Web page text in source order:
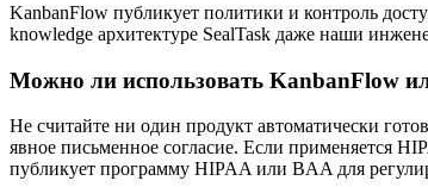
KanbanFlow публикует политики и контроль
knowledge архитектуре SealTask даже наши
Можно ли использовать KanbanFlow
Не считайте ни один продукт автоматически
явное письменное согласие. Если применяется
публикует программу HIPAA или BAA для